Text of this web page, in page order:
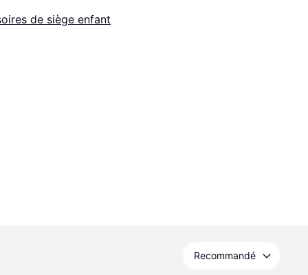
de siège enfant
Recommandé